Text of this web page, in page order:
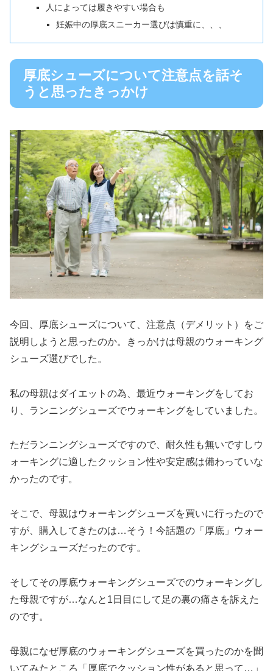
人によっては履きやすい場合も
妊娠中の厚底スニーカー選びは慎重に、、、
厚底シューズについて注意点を話そ
うと思ったきっかけ
今回、厚底シューズについて、注意点（デメリット）をご
説明しようと思ったのか。きっかけは母親のウォーキング
シューズ選びでした。
私の母親はダイエットの為、最近ウォーキングをしてお
り、ランニングシューズでウォーキングをしていました。
ただランニングシューズですので、耐久性も無いですしウ
ォーキングに適したクッション性や安定感は備わっていな
かったのです。
そこで、母親はウォーキングシューズを買いに行ったので
すが、購入してきたのは…そう！今話題の「厚底」ウォー
キングシューズだったのです。
そしてその厚底ウォーキングシューズでのウォーキングし
た母親ですが…なんと1日目にして足の裏の痛さを訴えた
のです。
母親になぜ厚底のウォーキングシューズを買ったのかを聞
いてみたところ「厚底でクッション性があると思って…」